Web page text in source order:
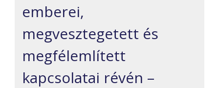
emberei,
megvesztegetett és
megfélemlített
kapcsolatai révén –